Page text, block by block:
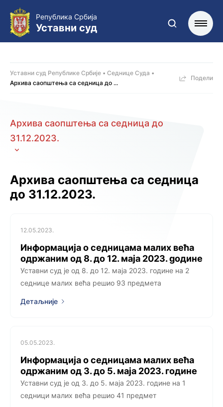
Република Србија
Уставни суд
Архива саопштења са седница
до 31.12.2023.
12.05.2023.
Информација о седницама малих већа
одржаним од 8. до 12. маја 2023. gодине
Уставни суд је од 8. до 12. маја 2023. године на 2
седницe малих већа решио 93 предметa
Детаљније
05.05.2023.
Информација о седницама малих већа
одржаним од 3. до 5. маја 2023. године
Уставни суд је од 3. до 5. маја 2023. године на 1
седници малих већа решио 41 предмет
Архива саопштења са седница до
31.12.2023.
Уставни суд Републике Србије
Седнице Суда
Архива саопштења са седница до ...
Подели